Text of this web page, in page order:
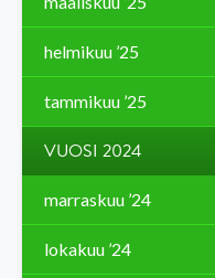
helmikuu ’25
tammikuu ’25
VUOSI 2024
marraskuu ’24
lokakuu ’24